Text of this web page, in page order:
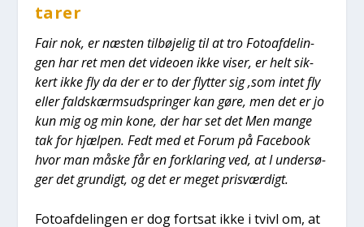
ta­rer
Fair nok, er næsten til­bø­je­lig til at tro Foto­af­de­lin­
gen har ret men det video­en ikke viser, er helt sik­
kert ikke fly da der er to der flyt­ter sig ‚som intet fly
eller faldskærms­ud­sprin­ger kan gøre, men det er jo
kun mig og min kone, der har set det Men man­ge
tak for hjæl­pen. Fedt med et Forum på Face­book
hvor man måske får en for­kla­ring ved, at I under­sø­
ger det grun­digt, og det er meget pris­vær­digt.
Foto­af­de­lin­gen er dog fort­sat ikke i tvivl om, at